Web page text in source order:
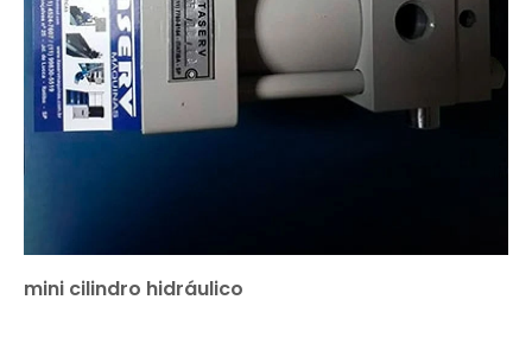
mini cilindro hidráulico